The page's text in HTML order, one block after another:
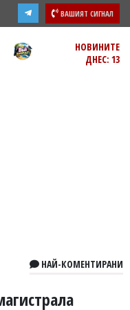
ВАШИЯТ СИГНАЛ
НОВИНИТЕ
ДНЕС: 13
НАЙ-КОМЕНТИРАНИ